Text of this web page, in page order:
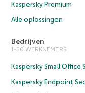
Kaspersky Premium
Alle oplossingen
Bedrijven
1-50 WERKNEMERS
Kaspersky Small Office
Kaspersky Endpoint